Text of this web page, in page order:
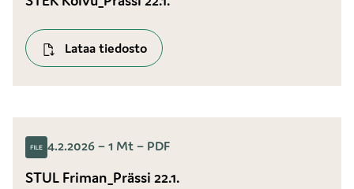
Lataa tiedosto
4.2.2026 – 1 Mt – PDF
STUL Friman_Prässi 22.1.